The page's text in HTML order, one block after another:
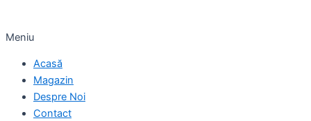
Meniu
Acasă
Magazin
Despre Noi
Contact